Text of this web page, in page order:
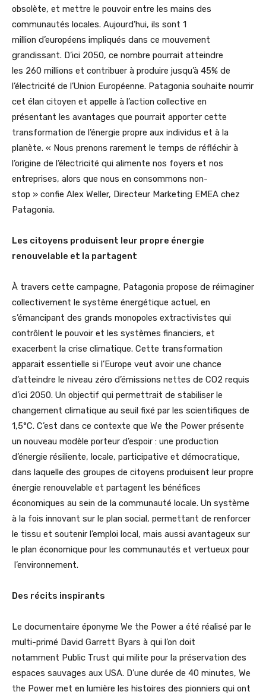
obsolète, et mettre le pouvoir entre les mains des
communautés locales. Aujourd’hui, ils sont 1
million d’européens impliqués dans ce mouvement
grandissant. D’ici 2050, ce nombre pourrait atteindre
les 260 millions et contribuer à produire jusqu’à 45% de
l’électricité de l’Union Européenne. Patagonia souhaite nourrir
cet élan citoyen et appelle à l’action collective en
présentant les avantages que pourrait apporter cette
transformation de l’énergie propre aux individus et à la
planète. « Nous prenons rarement le temps de réfléchir à
l’origine de l’électricité qui alimente nos foyers et nos
entreprises, alors que nous en consommons non-
stop » confie Alex Weller, Directeur Marketing EMEA chez
Patagonia.
Les citoyens produisent leur propre énergie
renouvelable et la partagent
À travers cette campagne, Patagonia propose de réimaginer
collectivement le système énergétique actuel, en
s’émancipant des grands monopoles extractivistes qui
contrôlent le pouvoir et les systèmes financiers, et
exacerbent la crise climatique. Cette transformation
apparait essentielle si l’Europe veut avoir une chance
d’atteindre le niveau zéro d’émissions nettes de CO2 requis
d’ici 2050. Un objectif qui permettrait de stabiliser le
changement climatique au seuil fixé par les scientifiques de
1,5°C. C’est dans ce contexte que We the Power présente
un nouveau modèle porteur d’espoir : une production
d’énergie résiliente, locale, participative et démocratique,
dans laquelle des groupes de citoyens produisent leur propre
énergie renouvelable et partagent les bénéfices
économiques au sein de la communauté locale. Un système
à la fois innovant sur le plan social, permettant de renforcer
le tissu et soutenir l’emploi local, mais aussi avantageux sur
le plan économique pour les communautés et vertueux pour
l’environnement.
Des récits inspirants
Le documentaire éponyme We the Power a été réalisé par le
multi-primé David Garrett Byars à qui l’on doit
notamment Public Trust qui milite pour la préservation des
espaces sauvages aux USA. D’une durée de 40 minutes, We
the Power met en lumière les histoires des pionniers qui ont